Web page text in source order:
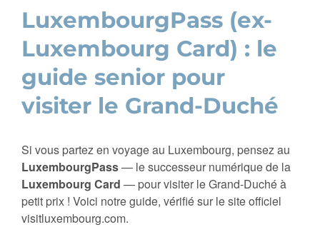
LuxembourgPass (ex-
Luxembourg Card) : le
guide senior pour
visiter le Grand-Duché
Si vous partez en voyage au Luxembourg, pensez au
LuxembourgPass— le successeur numérique de la
Luxembourg Card — pour visiter le Grand-Duché à
petit prix ! Voici notre guide, vérifié sur le site officiel
visitluxembourg.com.